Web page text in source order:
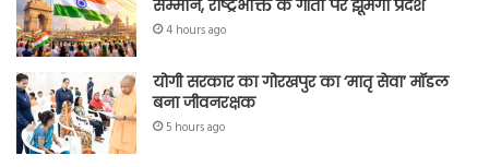
सम्मान, राष्ट्रभक्ति के गीतों पर झूमेगा प्रदेश
4 hours ago
योगी सरकार का गोरखपुर का ‘मातृ सेवा’ मॉडल
बना जीवनरक्षक
5 hours ago